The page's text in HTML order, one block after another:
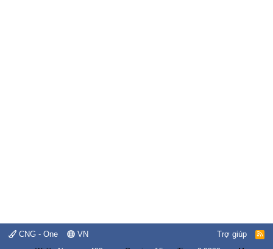
CNG - One VN Trợ giúp
R